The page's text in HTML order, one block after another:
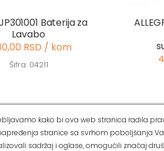
Baterija za
Lavabo
RSD / kom
Šifra: 04211
ALVOS
kako bi ova web stranica radila
stranice sa svrhom poboljšanja
sadržaj i oglase, omogućili značaj